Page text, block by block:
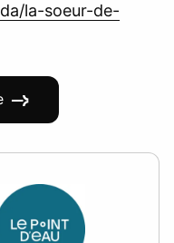
la-soeur-de-